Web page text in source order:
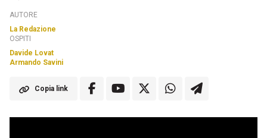
AUTORE
La Redazione
OSPITI
Davide Lovat
Armando Savini
Copia link